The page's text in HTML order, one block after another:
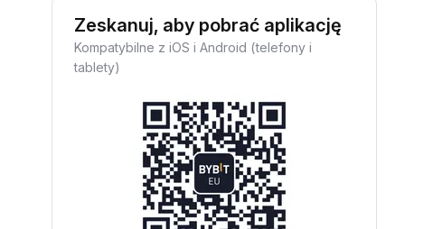
Zeskanuj, aby pobrać aplikację
Kompatybilne z iOS i Android (telefony i
tablety)